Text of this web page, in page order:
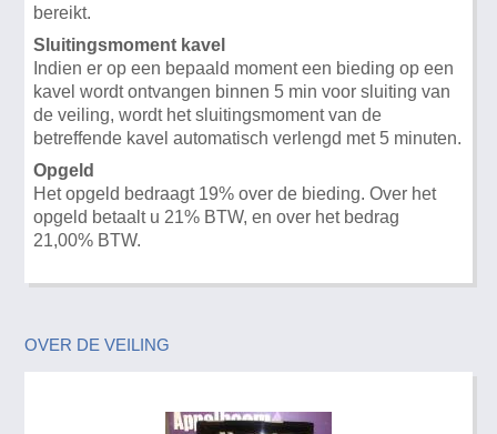
bereikt.
Sluitingsmoment kavel
Indien er op een bepaald moment een bieding op een
kavel wordt ontvangen binnen 5 min voor sluiting van
de veiling, wordt het sluitingsmoment van de
betreffende kavel automatisch verlengd met 5 minuten.
Opgeld
Het opgeld bedraagt 19% over de bieding. Over het
opgeld betaalt u 21% BTW, en over het bedrag
21,00% BTW.
OVER DE VEILING